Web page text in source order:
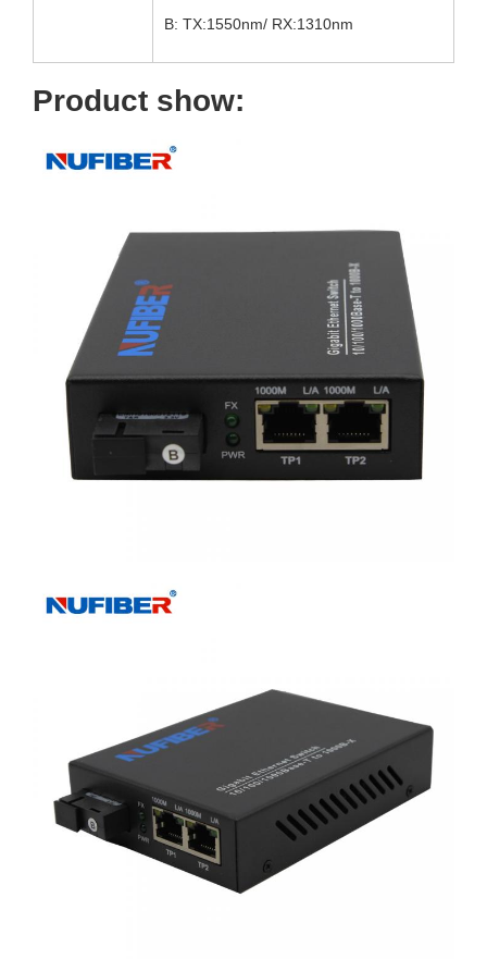
B: TX:1550nm/ RX:1310nm
Product show: